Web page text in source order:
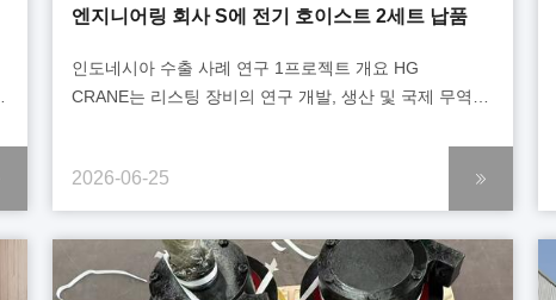
엔지니어링 회사 S에 전기 호이스트 2세트 납품
인도네시아 수출 사례 연구 1프로젝트 개요 HG
CRANE는 리스팅 장비의 연구 개발, 생산 및 국제 무역에
호스를 포장하고 출하했습니다. 모든 승강장들은 단단히
고정되어 긴 해상 운송을 위해 완전히 보호된 두꺼운 수출
접합판 상자에 포장되었습니다. 2고객 요구사항 회사 S는
인도네시아의 현지 기계 설비 기업입니다. 두 개의 철회
2026-06-25